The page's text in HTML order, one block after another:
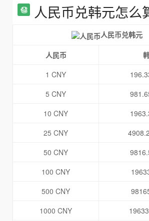
人民币兑韩元怎么
人民币兑韩元
人民币
1 CNY
5 CNY
10 CNY
25 CNY
50 CNY
100 CNY
500 CNY
1000 CNY